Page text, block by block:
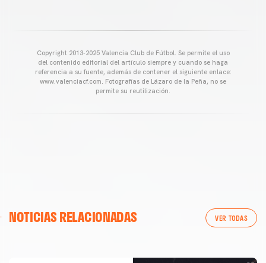
Copyright 2013-2025 Valencia Club de Fútbol. Se permite el uso
del contenido editorial del artículo siempre y cuando se haga
referencia a su fuente, además de contener el siguiente enlace:
www.valenciacf.com. Fotografías de Lázaro de la Peña, no se
permite su reutilización.
NOTICIAS RELACIONADAS VER TODAS
ENTRENAMIENTO DEL VALENCIA CF 04/03/26